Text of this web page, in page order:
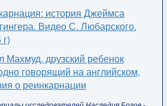
история Джеймса
Видео С. Любарского.
Махмуд, друзский ребенок
говорящий на английском,
о реинкарнации